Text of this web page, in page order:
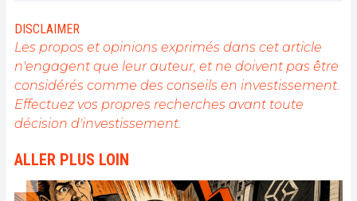
l'engagement de sensibiliser et d'informer le grand
public sur cet écosystème en constante évolution.
Mon objectif est de permettre à chacun de mieux
comprendre la blockchain et de saisir les
opportunités qu'elle offre. Je m'efforce chaque jour
de fournir une analyse objective de l'actualité, de
décrypter les tendances du marché, de relayer les
sociétaux de cette révolution en marche.
DISCLAIMER
Les propos et opinions exprimés dans cet article
n'engagent que leur auteur, et ne doivent pas être
considérés comme des conseils en investissement.
Effectuez vos propres recherches avant toute
décision d'investissement.
ALLER PLUS LOIN